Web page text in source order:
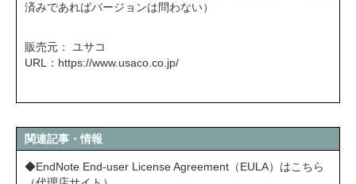
済みであればバージョンは問わない）
販売元： ユサコ
URL： https://www.usaco.co.jp/
関連記事・情報
◆EndNote End-user License Agreement（EULA）はこちら